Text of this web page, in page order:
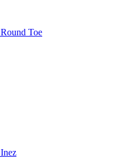
Round Toe
Inez